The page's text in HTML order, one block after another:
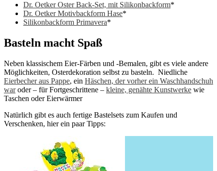
Dr. Oetker Oster Back-Set, mit Silikonbackform*
Dr. Oetker Motivbackform Hase*
Silikonbackform Primavera*
Basteln macht Spaß
Neben klassischem Eier-Färben und -Bemalen, gibt es viele andere
Möglichkeiten, Osterdekoration selbst zu basteln. Niedliche
Eierbecher aus Pappe, ein Häschen, der vorher ein Waschhandschuh
waroder – für Fortgeschrittene – kleine, genähte Kunstwerke wie
Taschen oder Eierwärmer
Natürlich gibt es auch fertige Bastelsets zum Kaufen und
Verschenken, hier ein paar Tipps: